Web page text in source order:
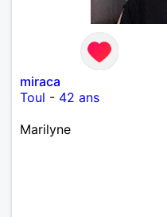
miraca
Toul - 42 ans
Marilyne